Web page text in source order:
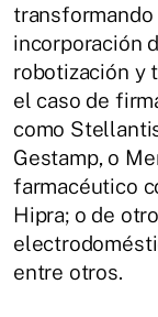
incorporación
robotización y
el caso de
como
Gestamp, o
farmacéutico
Hipra; o de
entre otros.